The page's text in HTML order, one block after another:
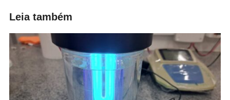
Leia também